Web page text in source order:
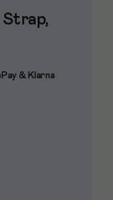
Strap,
& Klarna